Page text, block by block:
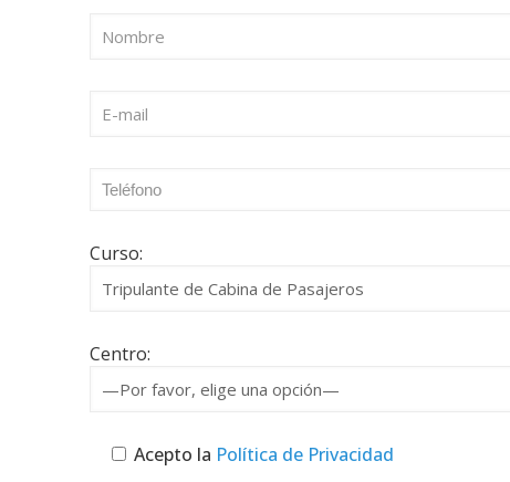
Curso:
Centro:
Acepto la Política de Privacidad